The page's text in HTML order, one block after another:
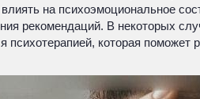
на психоэмоциональное
рекомендаций. В некоторых
которая